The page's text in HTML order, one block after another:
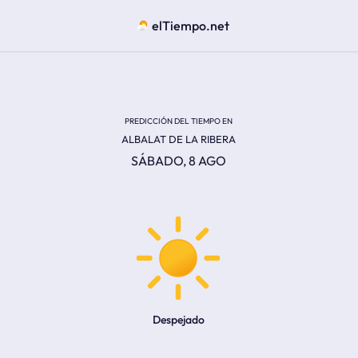
elTiempo.net
PREDICCIÓN DEL TIEMPO EN
ALBALAT DE LA RIBERA
SÁBADO, 8 AGO
Despejado